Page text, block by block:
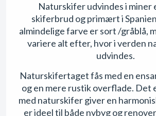
Naturskifer udvindes i miner
skiferbrud og primært i
almindelige farve er sort /gråblå,
variere alt efter, hvor i verden
udvindes.
Naturskifertaget fås med en
og en mere rustik overflade. Det
med naturskifer giver en
er ideel til både nybyg og